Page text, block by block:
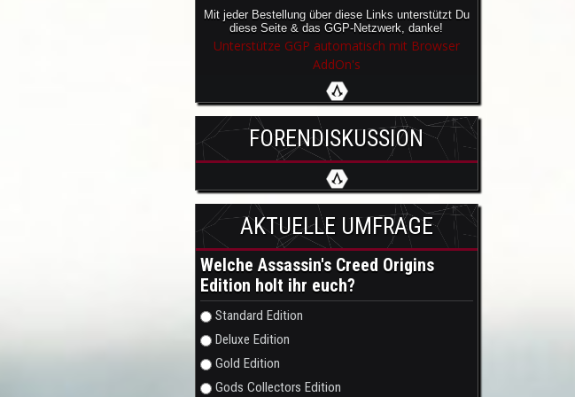
Mit jeder Bestellung über diese Links unterstützt Du
diese Seite & das GGP-Netzwerk, danke!
Unterstütze GGP automatisch mit Browser
AddOn's
FORENDISKUSSION
AKTUELLE UMFRAGE
Welche Assassin's Creed Origins
Edition holt ihr euch?
Auswahlmöglichkeiten
Standard Edition
Deluxe Edition
Gold Edition
Gods Collectors Edition